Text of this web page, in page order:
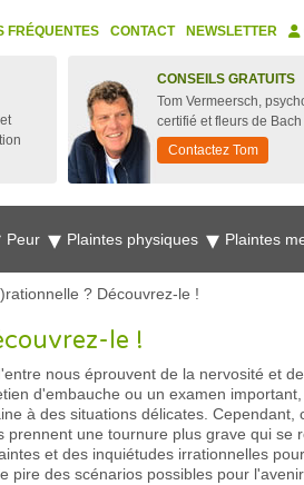
FRÉQUENTES CONTACT NEWSLETTER
CONSEILS GRATUITS
Tom Vermeersch,
certifié et fleurs de
Contactez Tom
Peur Plaintes physiques Plaintes
? Découvrez-le !
le !
nous éprouvent de la nervosité et
d'embauche ou un examen
à des situations délicates. Cependant,
prennent une tournure plus grave qui se
et des inquiétudes irrationnelles
pire des scénarios possibles pour l'avenir.